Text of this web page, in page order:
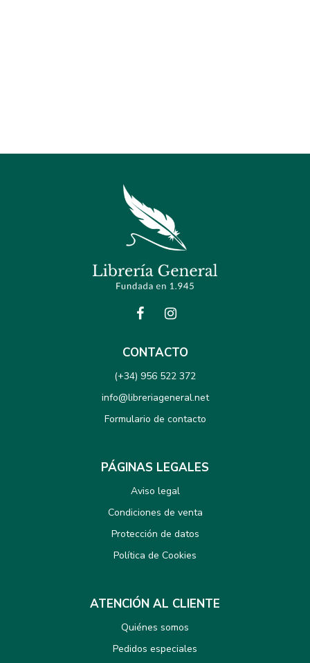
CONTACTO
(+34) 956 522 372
info@libreriageneral.net
Formulario de contacto
PÁGINAS LEGALES
Aviso legal
Condiciones de venta
Protección de datos
Política de Cookies
ATENCIÓN AL CLIENTE
Quiénes somos
Pedidos especiales